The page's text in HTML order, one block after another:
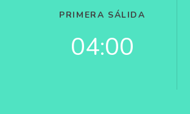
PRIMERA SÁLIDA
04:00